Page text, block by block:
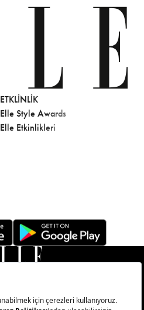
ETKLINLIK
Elle Style Awards
Elle Etkinlikleri